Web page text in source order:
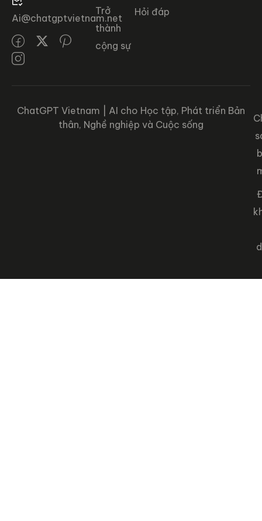
Ai@chatgptvietnam.net
Trở
thành
cộng sự
Hỏi đáp
ChatGPT Vietnam | AI cho Học tập, Phát triển Bản
thân, Nghề nghiệp và Cuộc sống